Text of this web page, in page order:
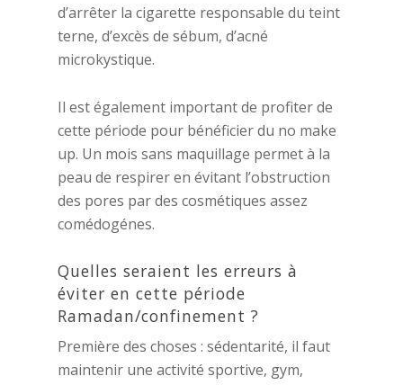
d’arrêter la cigarette responsable du teint
terne, d’excès de sébum, d’acné
microkystique.
Il est également important de profiter de
cette période pour bénéficier du no make
up. Un mois sans maquillage permet à la
peau de respirer en évitant l’obstruction
des pores par des cosmétiques assez
comédogénes.
Quelles seraient les erreurs à
éviter en cette période
Ramadan/confinement ?
Première des choses : sédentarité, il faut
maintenir une activité sportive, gym,